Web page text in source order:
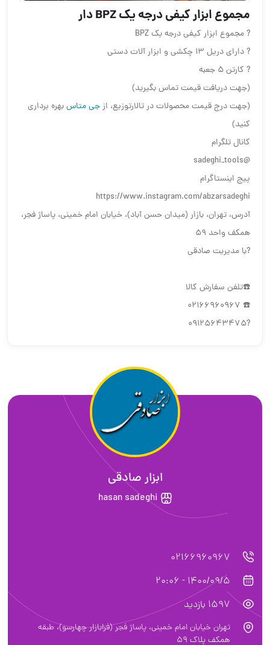
مجموع ابزار کیفی درجه یک BPZ دار
? مجموع ابزار کیفی درجه یک BPZ
? دارای دریل ١٣ چکشی و ابزار آلات دستی
? کارتن ۵ جعبه
(جهت دریافت قیمت تماس بگیرید)
(جهت درج قیمت محصولات در تالارتوزیع، ازجی متاسبهره برداری
کنید)
کانال تلگرام
@sadeghi_tools
پیج اینستاگرام
https://www.instagram.com/abzarsadeghi
آدرس، تهران، بازار (میدان حسن آباد)، خیابان امام خمینی، پاساژ فجر،
همکف واحد ۵٩
?با مدیریت صادقی
☎️تلفن سفارش کالا
☎️ 02166960967
?09125643475
ابزار صادقی
hasan sadeghi
02166960967
1400/09/5 - 20:06
1597 بازدید
تهران خیابان امام خمینی، پاساژ فجر (فرابازار چهارسو)، طبقه
همکف پلاک 59